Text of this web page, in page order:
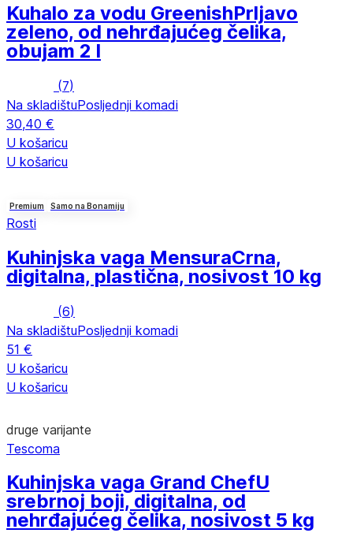
Kuhalo za vodu GreenishPrljavo
zeleno, od nehrđajućeg čelika,
obujam 2 l
(7)
Na skladištuPosljednji komadi
30,40 €
U košaricu
U košaricu
Premium Samo na Bonamiju
Rosti
Kuhinjska vaga MensuraCrna,
digitalna, plastična, nosivost 10 kg
(6)
Na skladištuPosljednji komadi
51 €
U košaricu
U košaricu
druge varijante
Tescoma
Kuhinjska vaga Grand ChefU
srebrnoj boji, digitalna, od
nehrđajućeg čelika, nosivost 5 kg